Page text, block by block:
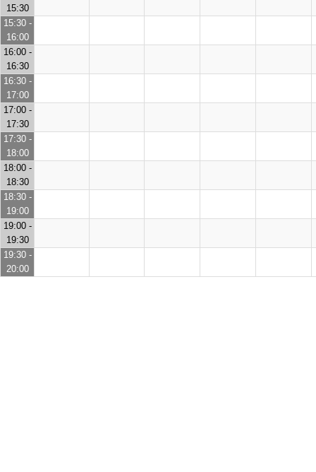
15:30
15:30 -
16:00
16:00 -
16:30
16:30 -
17:00
17:00 -
17:30
17:30 -
18:00
18:00 -
18:30
18:30 -
19:00
19:00 -
19:30
19:30 -
20:00